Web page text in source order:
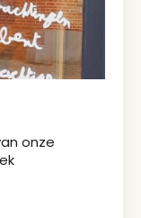
onze